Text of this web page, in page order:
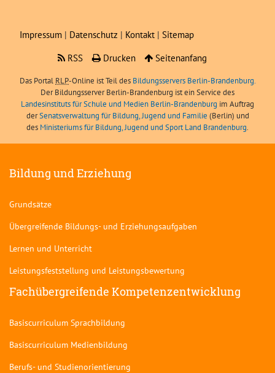
Impressum | Datenschutz | Kontakt | Sitemap
RSS
Drucken Seitenanfang
Das Portal RLP-Online ist Teil des Bildungsservers Berlin-Brandenburg.
Der Bildungsserver Berlin-Brandenburg ist ein Service des
Landesinstituts für Schule und Medien Berlin-Brandenburg im Auftrag
derSenatsverwaltung für Bildung, Jugend und Familie (Berlin) und
des Ministeriums für Bildung, Jugend und Sport Land Brandenburg.
Bildung und Erziehung
Grundsätze
Übergreifende Bildungs- und Erziehungsaufgaben
Lernen und Unterricht
Leistungsfeststellung und Leistungsbewertung
Fachübergreifende Kompetenzentwicklung
Basiscurriculum Sprachbildung
Basiscurriculum Medienbildung
Berufs- und Studienorientierung